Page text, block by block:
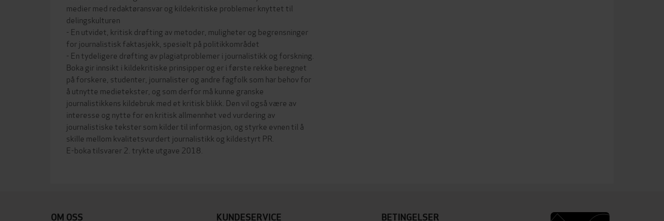
medier med redaktøransvar og kildekritiske problemer knyttet til
delingskulturen
- En utvidet, kritisk drøfting av metoder, muligheter og begrensninger
for journalistisk faktasjekk, spesielt på politikkområdet
- En tydeligere drøfting av plagiatproblemer i journalistikk og forskning.
Boka gir innsikt i kildekritiske prinsipper og er i første rekke beregnet
på forskere, studenter, journalister og andre fagfolk som har behov for
å utnytte medietekster, og som derfor må kunne granske
journalistikkens kildebruk med et kritisk blikk. Den vil også være av
interesse og nytte for en kritisk allmennhet ved vurdering av
journalistiske tekster som kilder til informasjon, og styrke evnen til å
skille mellom kvalitetsvurdert journalistikk og kildestyrt PR.
E-boka tilsvarer 2. trykte utgave 2018.
OM OSS KUNDESERVICE BETINGELSER